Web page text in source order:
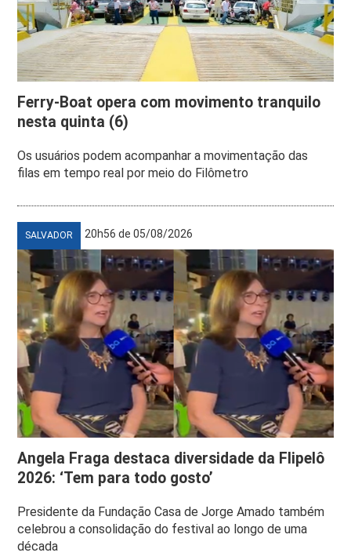
Ferry-Boat opera com movimento tranquilo
nesta quinta (6)
Os usuários podem acompanhar a movimentação das
filas em tempo real por meio do Filômetro
SALVADOR 20h56 de 05/08/2026
Angela Fraga destaca diversidade da Flipelô
2026: ‘Tem para todo gosto’
Presidente da Fundação Casa de Jorge Amado também
celebrou a consolidação do festival ao longo de uma
década